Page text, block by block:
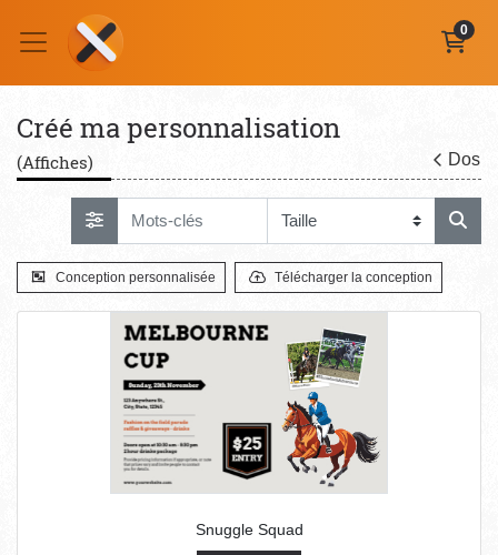
0
Créé ma personnalisation
(Affiches) Dos
Conception personnalisée Télécharger la conception
Snuggle Squad